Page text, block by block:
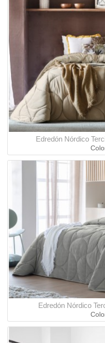
Edredón Nórdico
Edredón Nórdico